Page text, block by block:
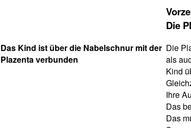
Die
Das Kind ist über die Nabelschnur mit der
Plazenta verbunden
Die
als
Kind
Ihre
Das
Das